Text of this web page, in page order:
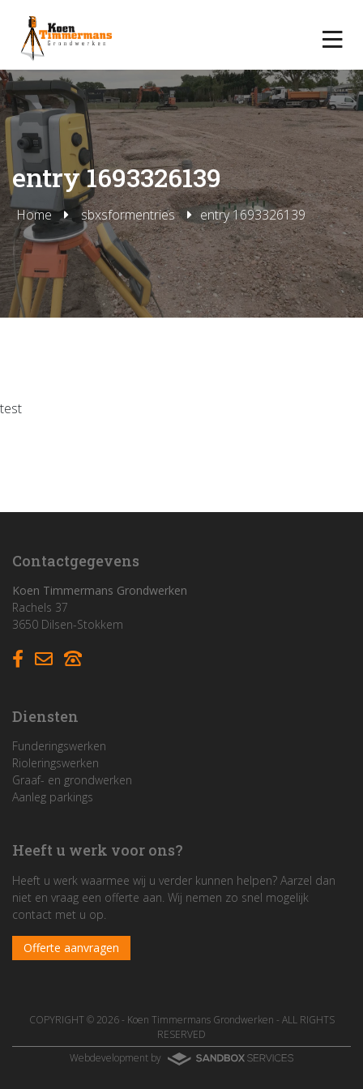
Rioleringswerken
Graaf- en grondwerken
Aanleg parkings
entry 1693326139
Home sbxsformentries entry 1693326139
test
Contactgegevens
Koen Timmermans Grondwerken
Rachels 37
3650 Dilsen-Stokkem
Diensten
Funderingswerken
Rioleringswerken
Graaf- en grondwerken
Aanleg parkings
Heeft u werk voor ons?
Heeft u werk waarmee wij u verder kunnen helpen? Aarzel dan
niet en vraag een offerte aan. Wij nemen zo snel mogelijk
contact met u op.
Offerte aanvragen
COPYRIGHT © 2026 - Koen Timmermans Grondwerken - ALL RIGHTS
RESERVED
Webdevelopment by